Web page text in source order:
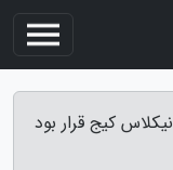
کیج قرار بود